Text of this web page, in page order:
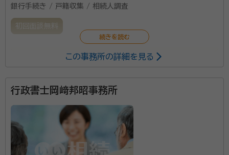
銀行手続き / 戸籍収集 / 相続人調査
初回面談無料
相続手続きを通じて、憂いのない財産の引継ぎをお手
この事務所の詳細を見る
行政書士岡﨑邦昭事務所